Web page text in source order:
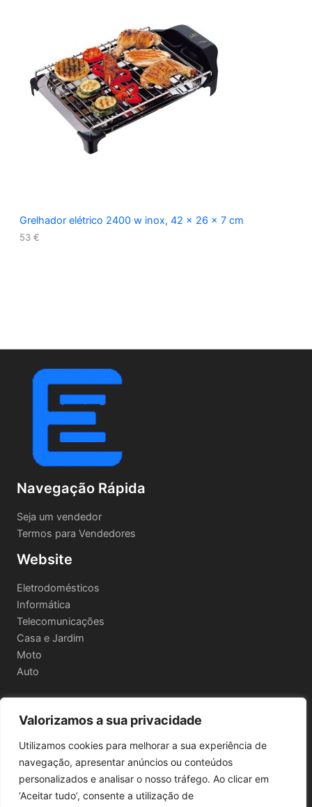
Valorizamos a sua privacidade
Utilizamos cookies para melhorar a sua experiência de
navegação, apresentar anúncios ou conteúdos
personalizados e analisar o nosso tráfego. Ao clicar em
‘Aceitar tudo’, consente a utilização de
Grelhador elétrico 2400 w inox, 42 x 26 x 7 cm
53 €
Navegação Rápida
Seja um vendedor
Termos para Vendedores
Website
Eletrodomésticos
Informática
Telecomunicações
Casa e Jardim
Moto
Auto
Informações Legais
Política de privacidade
Termos e Condições
Política de Envio e Devoluções